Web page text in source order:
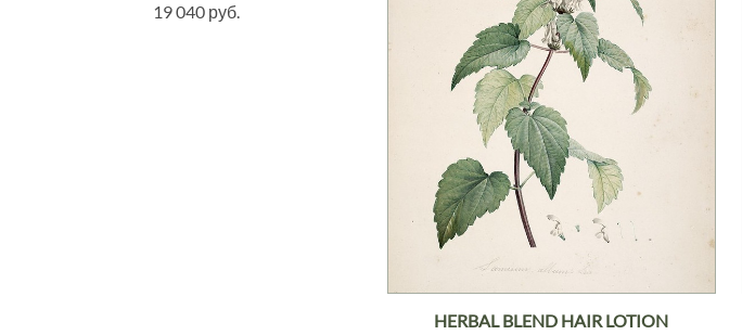
19 040 руб.
HERBAL BLEND HAIR LOTION